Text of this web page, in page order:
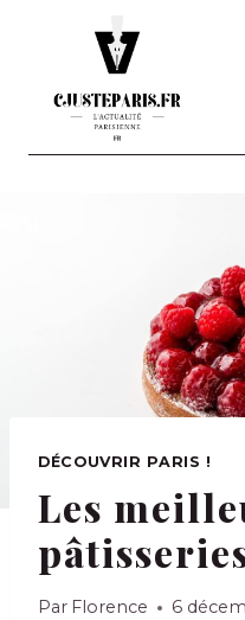
DÉCOUVRIR PARIS !
Les
Par Florence 6